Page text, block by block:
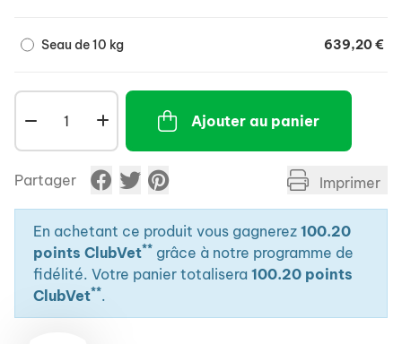
Seau de 10 kg 639,20 €
Ajouter au panier
Partager Imprimer
En achetant ce produit vous gagnerez 100.20
points ClubVet** grâce à notre programme de
fidélité. Votre panier totalisera 100.20 points
ClubVet**.